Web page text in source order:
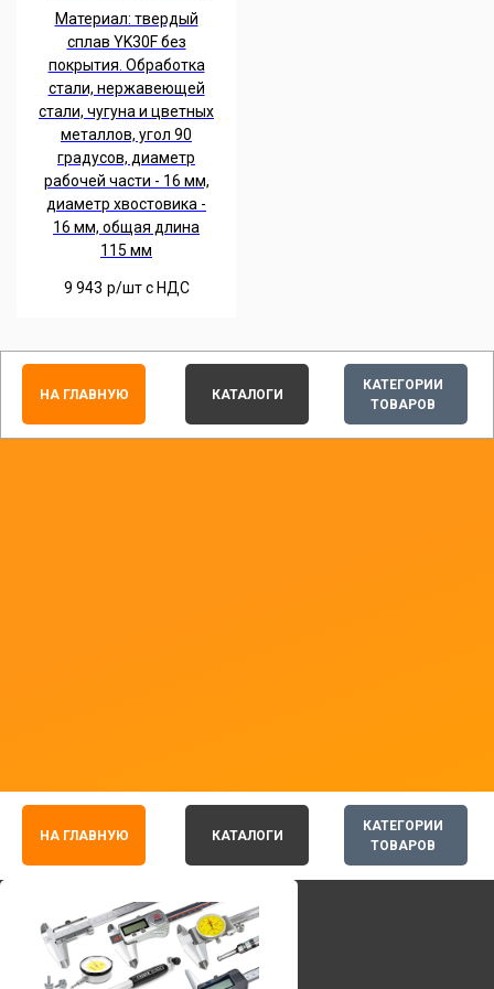
Материал: твердый
сплав YK30F без
покрытия. Обработка
стали, нержавеющей
стали, чугуна и цветных
металлов, угол 90
градусов, диаметр
рабочей части - 16 мм,
диаметр хвостовика -
16 мм, общая длина
115 мм
9 943 р/шт c НДС
КАТЕГОРИИ
ТОВАРОВ
НА ГЛАВНУЮ КАТАЛОГИ
КАТЕГОРИИ
ТОВАРОВ
НА ГЛАВНУЮ КАТАЛОГИ